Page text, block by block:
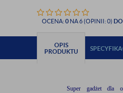
OCENA: 0 NA 6 (OPINII: 0)
OPIS
PRODUKTU
Super gadżet dla